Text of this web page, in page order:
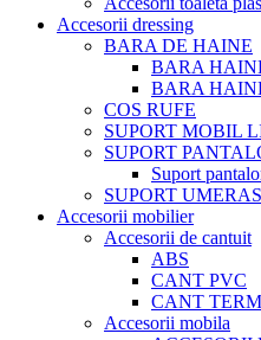
Accesorii dressing
BARA DE HAINE
BARA
BARA
COS RUFE
SUPORT MOBIL
SUPORT
Suport
SUPORT
Accesorii mobilier
Accesorii de cantuit
ABS
CANT PVC
CANT
Accesorii mobila